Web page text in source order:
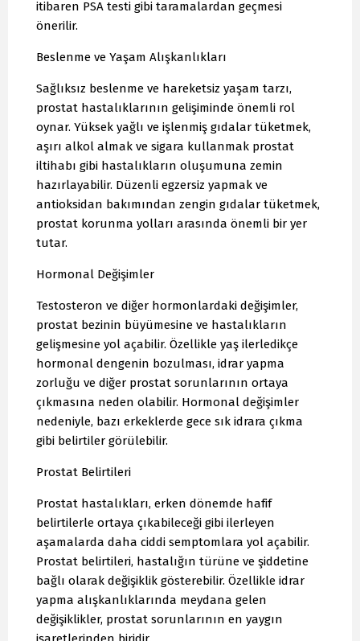
itibaren PSA testi gibi taramalardan geçmesi
önerilir.
Beslenme ve Yaşam Alışkanlıkları
Sağlıksız beslenme ve hareketsiz yaşam tarzı,
prostat hastalıklarının gelişiminde önemli rol
oynar. Yüksek yağlı ve işlenmiş gıdalar tüketmek,
aşırı alkol almak ve sigara kullanmak prostat
iltihabı gibi hastalıkların oluşumuna zemin
hazırlayabilir. Düzenli egzersiz yapmak ve
antioksidan bakımından zengin gıdalar tüketmek,
prostat korunma yolları arasında önemli bir yer
tutar.
Hormonal Değişimler
Testosteron ve diğer hormonlardaki değişimler,
prostat bezinin büyümesine ve hastalıkların
gelişmesine yol açabilir. Özellikle yaş ilerledikçe
hormonal dengenin bozulması, idrar yapma
zorluğu ve diğer prostat sorunlarının ortaya
çıkmasına neden olabilir. Hormonal değişimler
nedeniyle, bazı erkeklerde gece sık idrara çıkma
gibi belirtiler görülebilir.
Prostat Belirtileri
Prostat hastalıkları, erken dönemde hafif
belirtilerle ortaya çıkabileceği gibi ilerleyen
aşamalarda daha ciddi semptomlara yol açabilir.
Prostat belirtileri, hastalığın türüne ve şiddetine
bağlı olarak değişiklik gösterebilir. Özellikle idrar
yapma alışkanlıklarında meydana gelen
değişiklikler, prostat sorunlarının en yaygın